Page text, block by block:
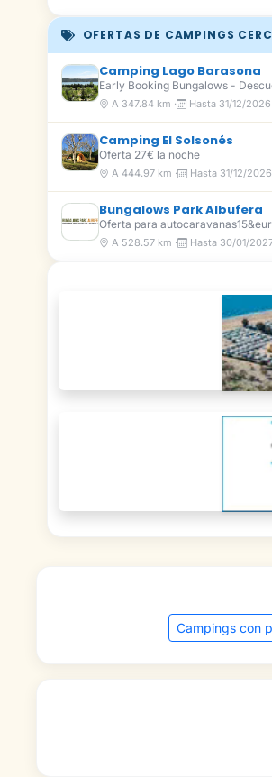
OFERTAS DE CAMPINGS
Camping Lago Barasona
Early Booking Bungalows -
A 347.84 km · Hasta 31/12/2026
Camping El Solsonés
Oferta 27€ la noche
A 444.97 km · Hasta 31/12/2026
Bungalows Park Albufera
Oferta para
A 528.57 km · Hasta 30/01/
Campings con